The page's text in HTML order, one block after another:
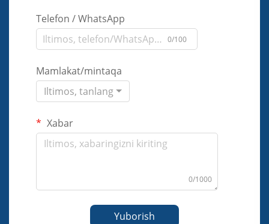
Telefon / WhatsApp
0/100
Mamlakat/mintaqa
Iltimos, tanlang
Xabar
0/1000
Yuborish